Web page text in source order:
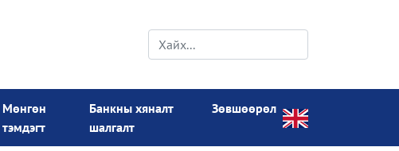
Мөнгөн
тэмдэгт
Банкны хяналт
шалгалт
Зөвшөөрөл